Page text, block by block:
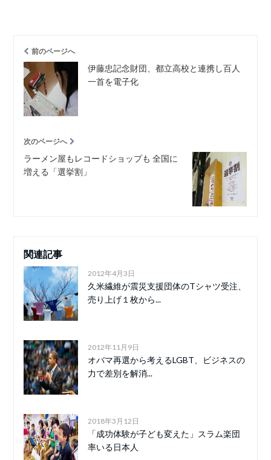
前のページへ
伊藤忠記念財団、都立高校と連携し百人
一首を電子化
次のページへ
ラーメン屋もレコードショップも 全国に
増える「選挙割」
関連記事
2012年4月3日
久米繊維が震災支援団体のTシャツ受注、
売り上げ１枚から...
2012年11月9日
オバマ再選から考えるLGBT、ビジネスの
力で差別を解消...
2018年3月12日
「成功体験が子ども変えた」スラム楽団
率いる日本人